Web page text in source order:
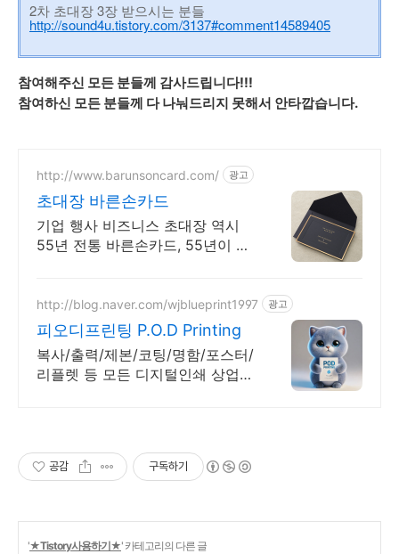
2차 초대장 3장 받으시는 분들
http://sound4u.tistory.com/3137#comment14589405
참여해주신 모든 분들께 감사드립니다!!!
참여하신 모든 분들께 다 나눠드리지 못해서 안타깝습니다.
http://www.barunsoncard.com/ 광고
초대장 바른손카드
기업 행사 비즈니스 초대장 역시
55년 전통 바른손카드, 55년이 증
http://blog.naver.com/wjblueprint1997 광고
피오디프린팅 P.O.D Printing
복사/출력/제본/코팅/명함/포스터/
리플렛 등 모든 디지털인쇄 상업인
공감 구독하기
'★Tistory사용하기★' 카테고리의 다른 글